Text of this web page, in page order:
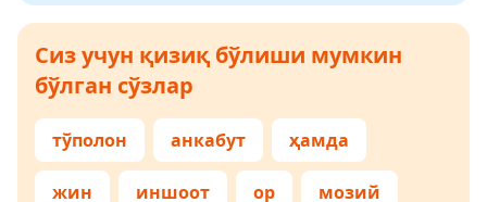
Сиз учун қизиқ бўлиши мумкин
бўлган сўзлар
тўполон анкабут ҳамда
жин иншоот ор мозий